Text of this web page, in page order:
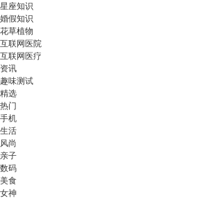
星座知识
婚假知识
花草植物
互联网医院
互联网医疗
资讯
趣味测试
精选
热门
手机
生活
风尚
亲子
数码
美食
女神